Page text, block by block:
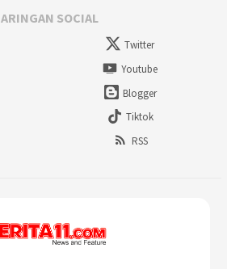
SOCIAL
Twitter
Youtube
Blogger
Tiktok
RSS